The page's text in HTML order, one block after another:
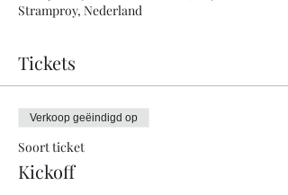
Stramproy, Nederland
Tickets
Verkoop geëindigd op
Soort ticket
Kickoff